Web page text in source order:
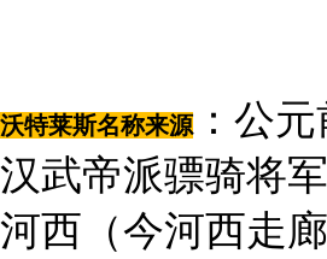
沃特莱斯名称来源
：公
汉武帝派骠骑将
河西（今河西走